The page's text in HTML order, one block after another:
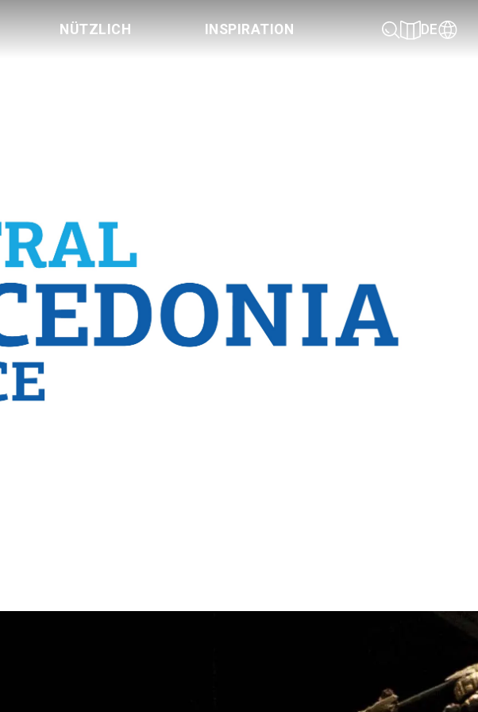
NÜTZLICH INSPIRATION DE